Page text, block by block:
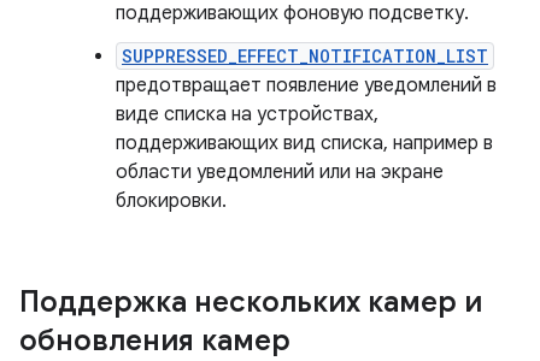
поддерживающих фоновую подсветку.
SUPPRESSED_EFFECT_NOTIFICATION_LIST
предотвращает появление уведомлений в
виде списка на устройствах,
поддерживающих вид списка, например в
области уведомлений или на экране
блокировки.
Поддержка нескольких камер и
обновления камер